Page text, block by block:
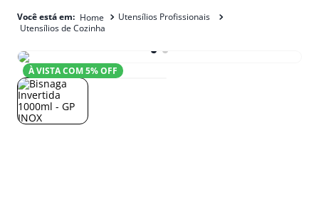
Utensílios Profissionais
Utensílios de Cozinha
À VISTA COM5% OFF
1º
cafeteira
3º
forno
4º
freezer
5º
exaustor